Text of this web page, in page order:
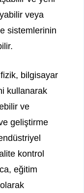
veya
sistemlerinin
bilgisayar
kullanarak
ve
geliştirme
kontrol
eğitim